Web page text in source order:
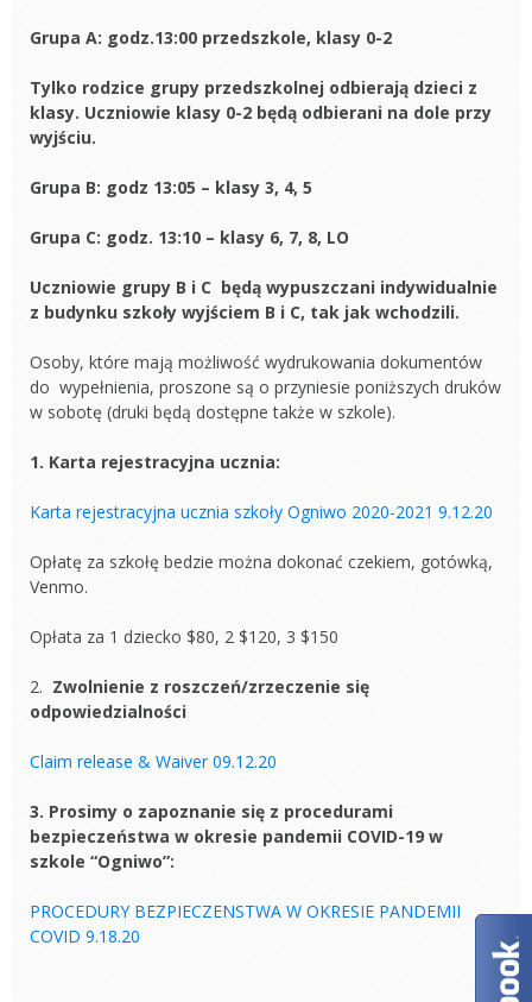
Grupa A: godz.13:00 przedszkole, klasy 0-2
Tylko rodzice grupy przedszkolnej odbierają dzieci z
klasy. Uczniowie klasy 0-2 będą odbierani na dole przy
wyjściu.
Grupa B: godz 13:05 – klasy 3, 4, 5
Grupa C: godz. 13:10 – klasy 6, 7, 8, LO
Uczniowie grupy B i C będą wypuszczani indywidualnie
z budynku szkoły wyjściem B i C, tak jak wchodzili.
Osoby, które mają możliwość wydrukowania dokumentów
do wypełnienia, proszone są o przyniesie poniższych druków
w sobotę (druki będą dostępne także w szkole).
1. Karta rejestracyjna ucznia:
Karta rejestracyjna ucznia szkoły Ogniwo 2020-2021 9.12.20
Opłatę za szkołę bedzie można dokonać czekiem, gotówką,
Venmo.
Opłata za 1 dziecko $80, 2 $120, 3 $150
2. Zwolnienie z roszczeń/zrzeczenie się
odpowiedzialności
Claim release & Waiver 09.12.20
3. Prosimy o zapoznanie się z procedurami
bezpieczeństwa w okresie pandemii COVID-19 w
szkole “Ogniwo”:
PROCEDURY BEZPIECZENSTWA W OKRESIE PANDEMII
COVID 9.18.20